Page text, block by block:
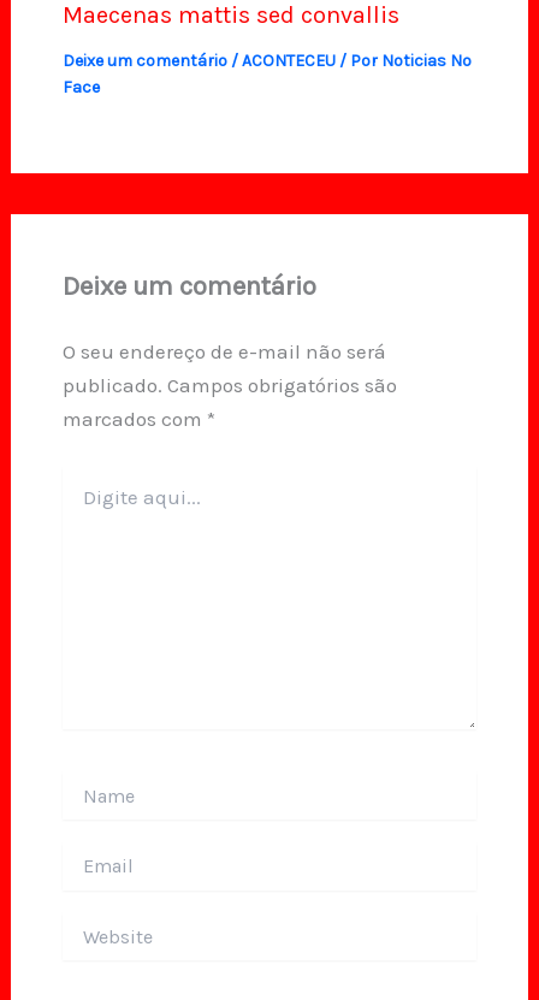
Maecenas mattis sed convallis
Deixe um comentário /ACONTECEU/ Por Noticias No
Face
Deixe um comentário
O seu endereço de e-mail não será
publicado. Campos obrigatórios são
marcados com *
aqui...